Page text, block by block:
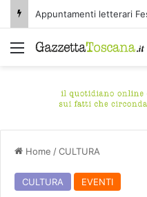
Menu
Home /CULTURA
CULTURA EVENTI